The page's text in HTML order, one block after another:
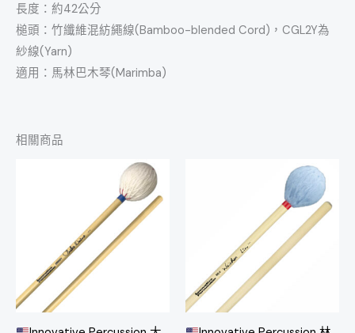
長度：約42公分
槌頭：竹纖維混紡繩線(Bamboo-blended Cord)，CGL2Y為
紗線(Yarn)
適用：馬林巴木琴(Marimba)
相關商品